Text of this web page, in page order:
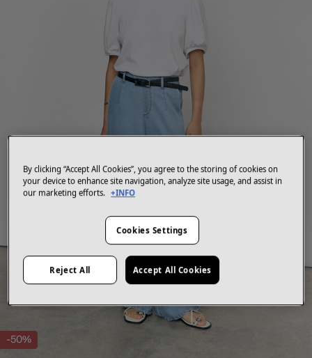
-50%
By clicking “Accept All Cookies”, you agree to the storing of cookies on
your device to enhance site navigation, analyze site usage, and assist in
our marketing efforts. +INFO
Cookies Settings
Reject All Accept All Cookies